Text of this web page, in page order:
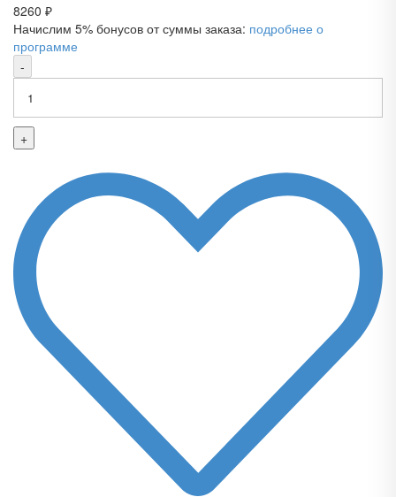
8260 ₽
Начислим 5% бонусов от суммы заказа: подробнее о
программе
-
+